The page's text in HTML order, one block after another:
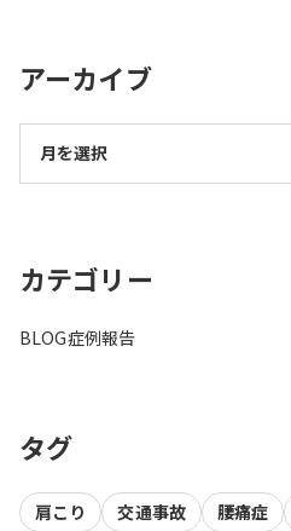
アーカイブ
カテゴリー
BLOG症例報告
タグ
肩こり 交通事故 腰痛症